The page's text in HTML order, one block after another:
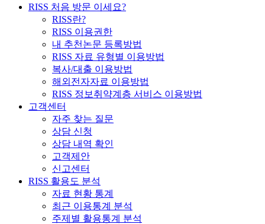
RISS 처음 방문 이세요?
RISS란?
RISS 이용권한
내 추천논문 등록방법
RISS 자료 유형별 이용방법
복사/대출 이용방법
해외전자자료 이용방법
RISS 정보취약계층 서비스 이용방법
고객센터
자주 찾는 질문
상담 신청
상담 내역 확인
고객제안
신고센터
RISS 활용도 분석
자료 현황 통계
최근 이용통계 분석
주제별 활용통계 분석